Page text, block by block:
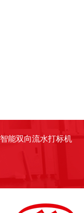
智能双向流水打标机